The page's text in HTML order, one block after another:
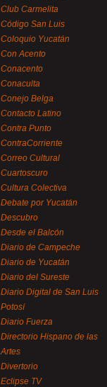
Club Carmelita
Código San Luis
Coloquio Yucatán
Con Acento
Conacento
Conaculta
Conejo Belga
Contacto Latino
Contra Punto
ContraCorriente
Correo Cultural
Cuartoscuro
Cultura Colectiva
Debate por Yucatán
Descubro
Desde el Balcón
Diario de Campeche
Diario de Yucatán
Diario del Sureste
Diario Digital de San Luis
Potosí
Diario Fuerza
Directorio Hispano de las
Artes
Divertorio
Eclipse TV